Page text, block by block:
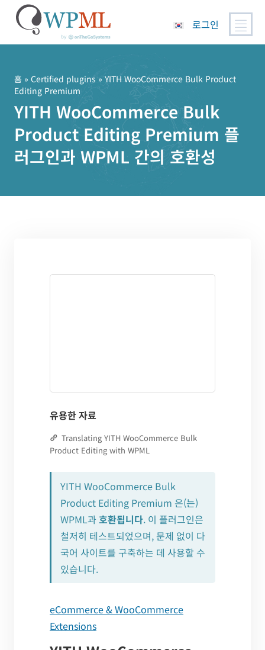
로그인
홈 » Certified plugins » YITH WooCommerce Bulk Product
Editing Premium
YITH WooCommerce Bulk
Product Editing Premium 플
러그인과 WPML 간의 호환성
유용한 자료
Translating YITH WooCommerce Bulk
Product Editing with WPML
YITH WooCommerce Bulk
Product Editing Premium 은(는)
WPML과호환됩니다. 이 플러그인은
철저히 테스트되었으며, 문제 없이 다
국어 사이트를 구축하는 데 사용할 수
있습니다.
eCommerce & WooCommerce
Extensions